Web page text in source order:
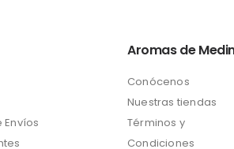
Aromas de
Conócenos
Nuestras tiendas
Términos y
Condiciones